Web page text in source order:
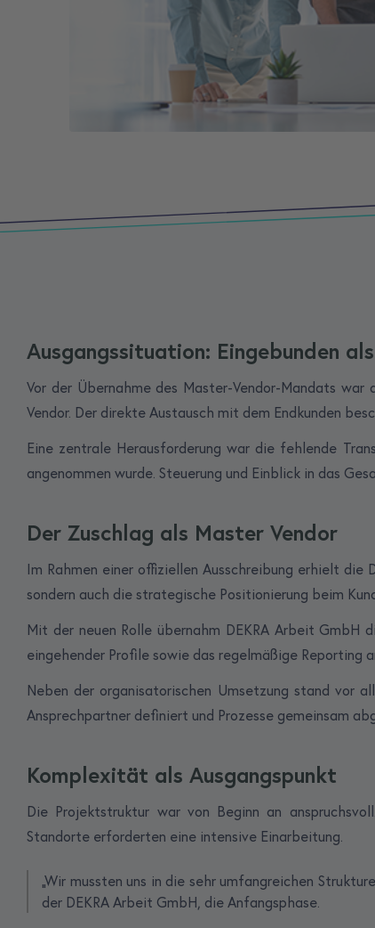
Ausgangssituation: Eingebunden
Vor der Übernahme des Master-Vendor-Mandats
Vendor. Der direkte Austausch mit dem Endkunden
Eine zentrale Herausforderung war die fehlende
angenommen wurde. Steuerung und Einblick in das
Der Zuschlag als Master Vendor
Im Rahmen einer offiziellen Ausschreibung erhielt
sondern auch die strategische Positionierung beim
Mit der neuen Rolle übernahm DEKRA Arbeit
eingehender Profile sowie das regelmäßige Reporting
Neben der organisatorischen Umsetzung stand vor
Ansprechpartner definiert und Prozesse gemeinsam
Komplexität als Ausgangspunkt
Die Projektstruktur war von Beginn an
Standorte erforderten eine intensive Einarbeitung.
„Wir mussten uns in die sehr umfangreichen
der DEKRA Arbeit GmbH, die Anfangsphase.